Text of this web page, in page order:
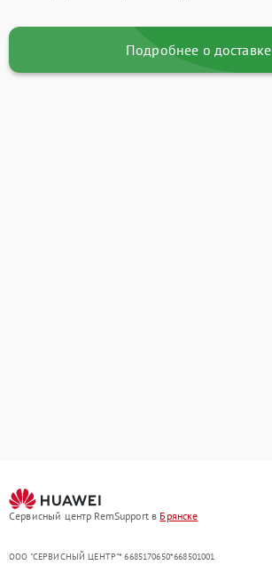
Подробнее о доставке
Сервисный центр RemSupport в Брянске
ООО "СЕРВИСНЫЙ ЦЕНТР"* 6685170650*668501001